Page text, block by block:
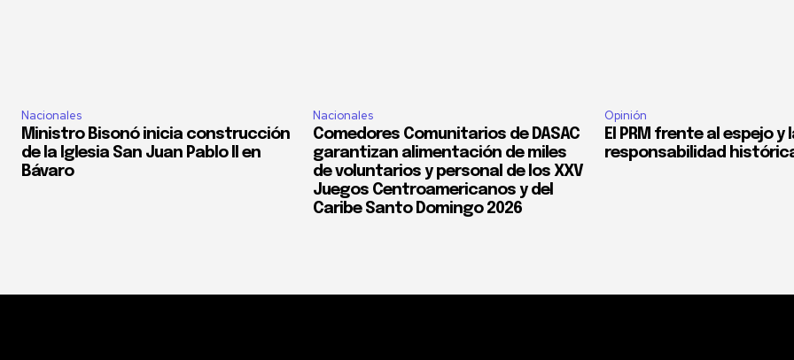
Nacionales
Ministro Bisonó inicia construcción
de la Iglesia San Juan Pablo II en
Bávaro
Nacionales
Comedores Comunitarios de DASAC
garantizan alimentación de miles
de voluntarios y personal de los XXV
Juegos Centroamericanos y del
Caribe Santo Domingo 2026
Opinión
El PRM frente al espejo y
responsabilidad